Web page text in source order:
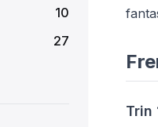
10
27
Trin